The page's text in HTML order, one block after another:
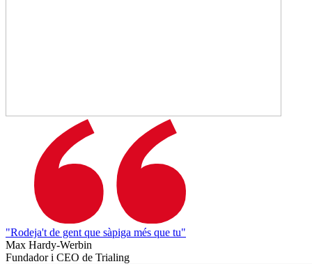
"Rodeja't de gent que sàpiga més que tu"
Max Hardy-Werbin
Fundador i CEO de Trialing